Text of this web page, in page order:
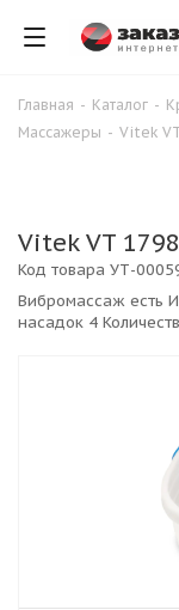
Главная - Каталог -
Массажеры - Vitek
Vitek VT
Вибромассаж есть Инфракрасный излучатель есть Количество
насадок 4 Количество режимов 3 Подогрев дна есть
Код товара УТ-